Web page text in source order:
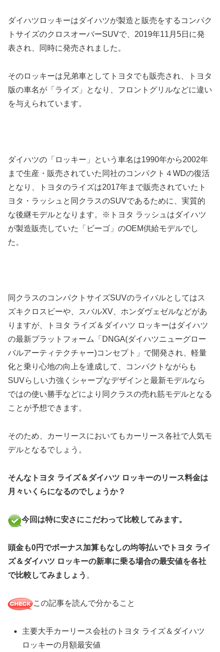
ダイハツロッキーはダイハツが製造と販売をするコンパク
トサイズのクロスオーバーSUVで、2019年11月5日に発
表され、同時に発売されました。
そのロッキーは兄弟車としてトヨタでも販売され、トヨタ
版の車名が「ライズ」となり、フロントグリルなどに違い
を与えられています。
ダイハツの「ロッキー」という車名は1990年から2002年
まで生産・販売されていた同社のコンパクト４WDの復活
となり、トヨタのライズは2017年まで販売されていたト
ヨタ・ラッシュと同クラスのSUVであるために、実質的
な後継モデルとなります。※トヨタ ラッシュはダイハツ
が製造販売していた「ビーゴ」のOEM供給モデルでし
た。
同クラスのコンパクトサイズSUVのライバルとしてはス
ズキクロスビーや、スバルXV、ホンダヴェゼルなどがあ
りますが、トヨタ ライズ＆ダイハツ ロッキーはダイハツ
の最新プラットフォーム「DNGA(ダイハツニューグロー
バルアーティテクチャー)コンセプト」で開発され、軽量
化と乗り心地の向上を達成して、コンパクトながらも
SUVらしい力強くシャープなデザインと最新モデルなら
ではの使い勝手などにより同クラスの売れ筋モデルとなる
ことが予想できます。
そのため、カーリースにおいてもカーリース各社で人気モ
デルとなるでしょう。
そんなトヨタ ライズ＆ダイハツ ロッキーのリース料金は
月々いくらになるのでしょうか？
今回は特に安さにこだわって比較してみます。
頭金も0円でボーナス加算もなしの均等払いでトヨタ ライ
ズ＆ダイハツ ロッキーの新車に乗る場合の最安値を各社
で比較してみましょう 。
この記事を読んで分かること
主要大手カーリース会社のトヨタ ライズ＆ダイハツ
ロッキーの月額最安値